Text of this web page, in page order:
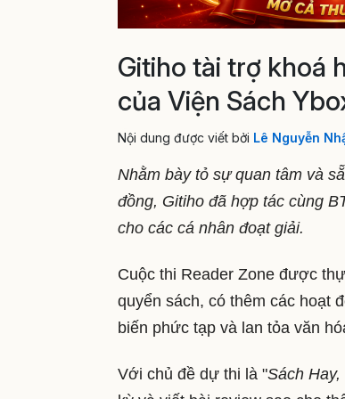
Gitiho tài trợ khoá
của Viện Sách
Nội dung được viết bởi Lê Nguyễn
Nhằm bày tỏ sự quan tâm và
đồng, Gitiho đã hợp tác cùng
cho các cá nhân đoạt giải.
Cuộc thi Reader Zone được
quyển sách, có thêm các hoạt
biến phức tạp và lan tỏa văn
Với chủ đề dự thi là "Sách